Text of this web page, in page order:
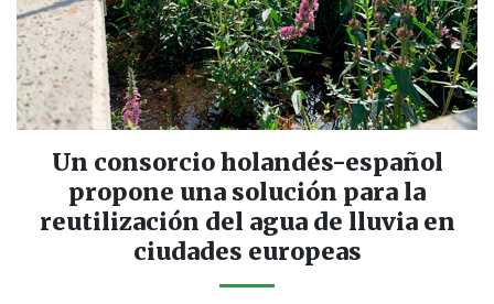
Un consorcio holandés-español
propone una solución para la
reutilización del agua de lluvia en
ciudades europeas